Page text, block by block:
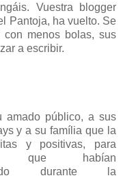
Vuestra blogger
Pantoja, ha vuelto. Se
menos bolas, sus
a escribir.
amado público, a sus
y a su família que la
y positivas, para
que habían
durante la